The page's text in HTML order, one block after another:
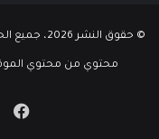
© حقوق النشر 2026، جميع الحقوق محفوظة |
محتوي من محتوي